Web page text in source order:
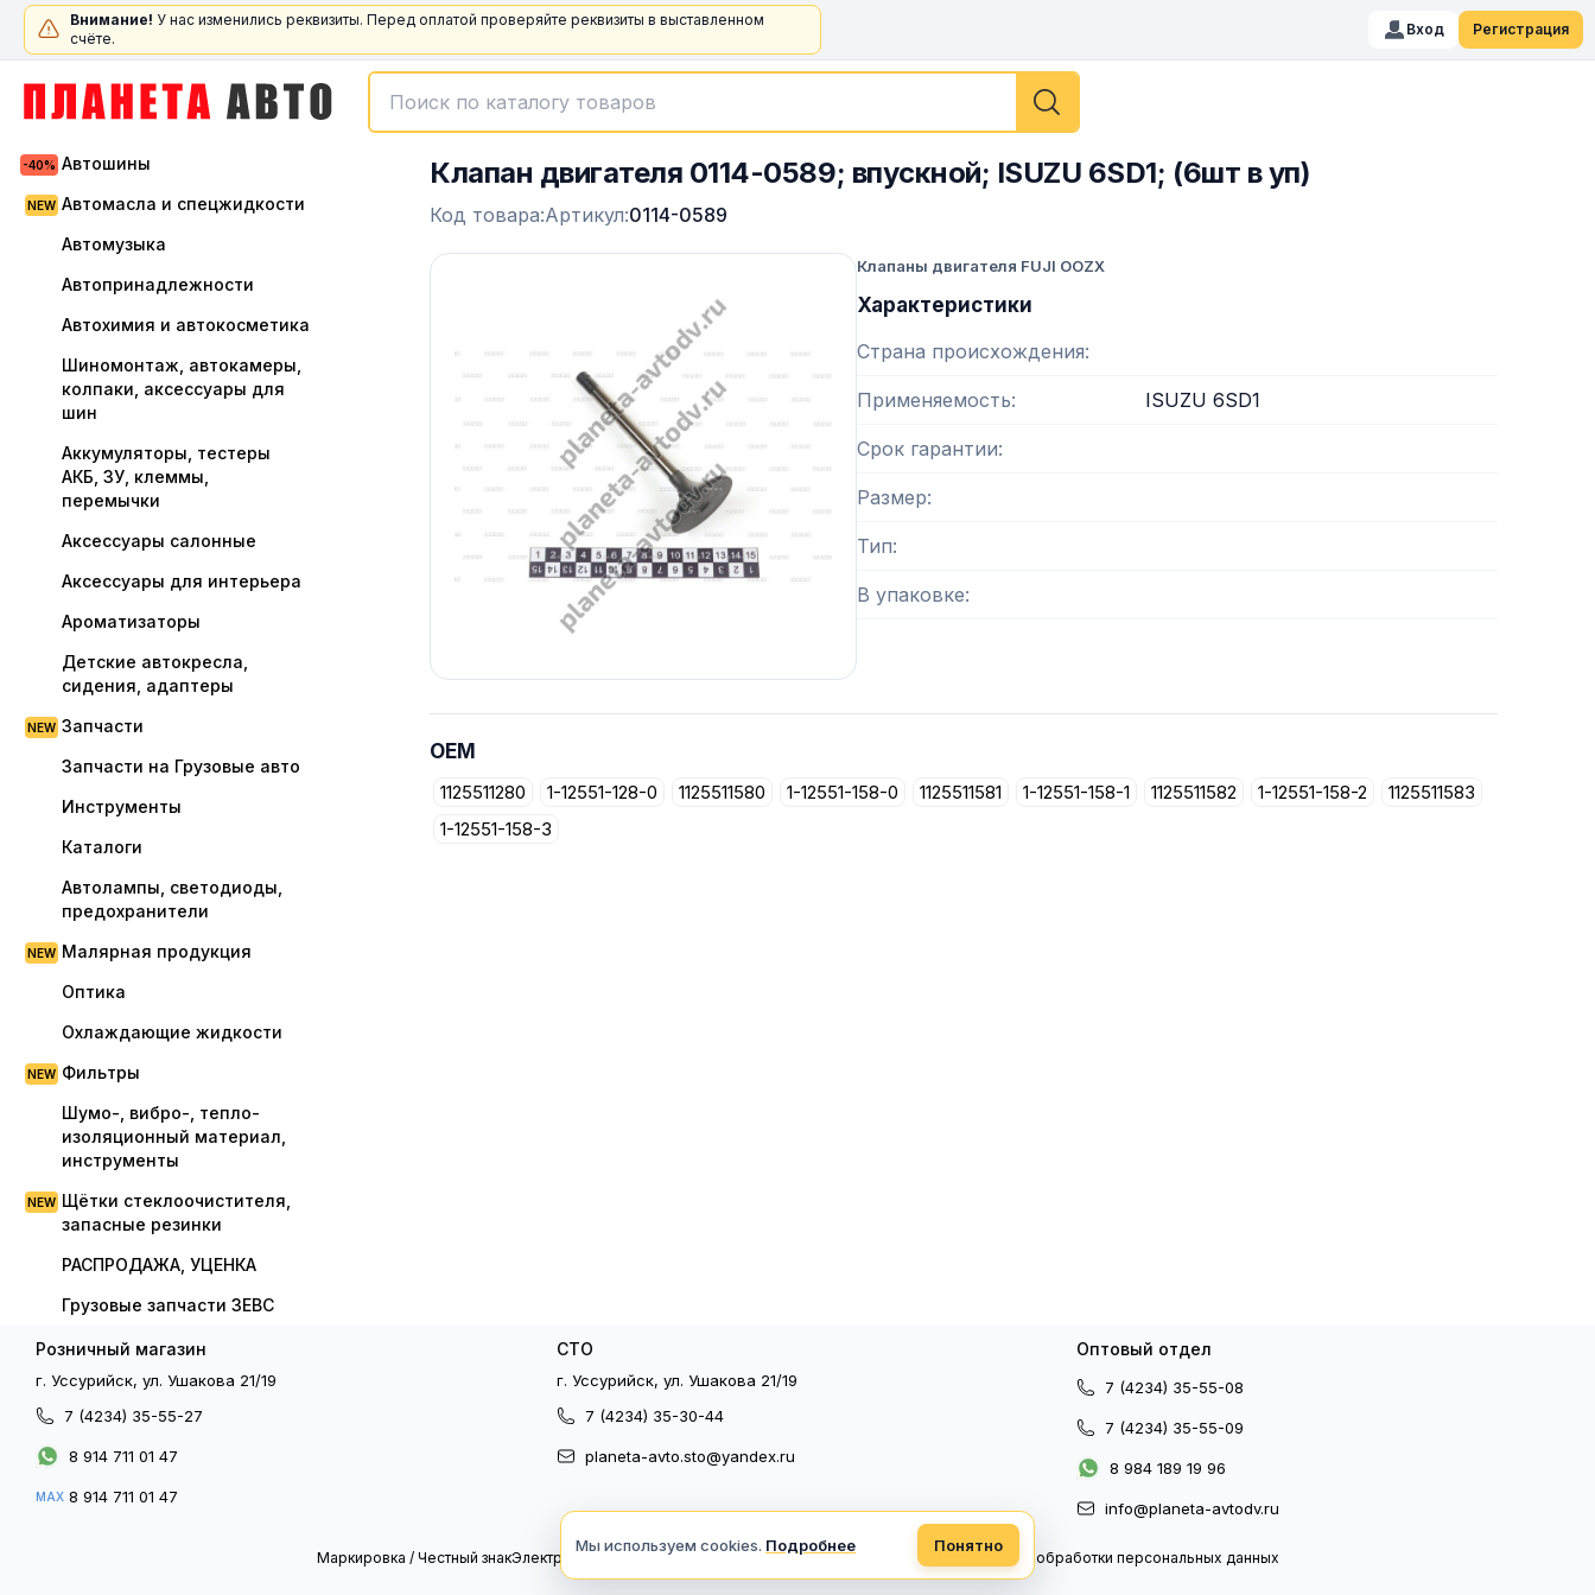
Внимание! У нас изменились реквизиты. Перед оплатой проверяйте реквизиты в выставленном
счёте.
Вход Регистрация
Автошины
Автомасла и спецжидкости
Автомузыка
Автопринадлежности
Автохимия и автокосметика
Шиномонтаж, автокамеры,
колпаки, аксессуары для
шин
Аккумуляторы, тестеры
АКБ, ЗУ, клеммы,
перемычки
Аксессуары салонные
Аксессуары для интерьера
Ароматизаторы
Детские автокресла,
сидения, адаптеры
Запчасти
Запчасти на Грузовые авто
Инструменты
Каталоги
Автолампы, светодиоды,
предохранители
Малярная продукция
Оптика
Охлаждающие жидкости
Фильтры
Шумо-, вибро-, тепло-
изоляционный материал,
инструменты
Щётки стеклоочистителя,
запасные резинки
РАСПРОДАЖА, УЦЕНКА
Грузовые запчасти ЗЕВС
Клапан двигателя 0114-0589; впускной; ISUZU 6SD1; (6шт в уп)
Код товара:Артикул:0114-0589
Клапаны двигателя FUJI OOZX
Характеристики
Страна происхождения
Применяемость ISUZU 6SD1
Срок гарантии
Размер
Тип
В упаковке
OEM
1125511280 1-12551-128-0 1125511580 1-12551-158-0 1125511581 1-12551-158-1 1125511582 1-12551-158-2
1125511583
1-12551-158-3
Розничный магазин
г. Уссурийск, ул. Ушакова 21/19
7 (4234) 35-55-27
8 914 711 01 47
MAX 8 914 711 01 47
СТО
г. Уссурийск, ул. Ушакова 21/19
7 (4234) 35-30-44
planeta-avto.sto@yandex.ru
Оптовый отдел
7 (4234) 35-55-08
7 (4234) 35-55-09
8 984 189 19 96
info@planeta-avtodv.ru
Маркировка / Честный знакЭлектронный документооборот Политика конфиденциальности Политика обработки персональных данных
Мы используем cookies. Подробнее Понятно